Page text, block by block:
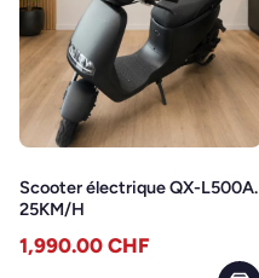
Scooter électrique QX-L500A.
25KM/H
1,990.00 CHF